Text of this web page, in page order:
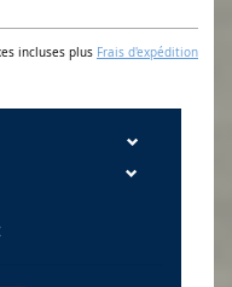
incluses plus Frais d'expédition